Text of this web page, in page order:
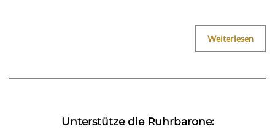
Weiterlesen
Unterstütze die Ruhrbarone: